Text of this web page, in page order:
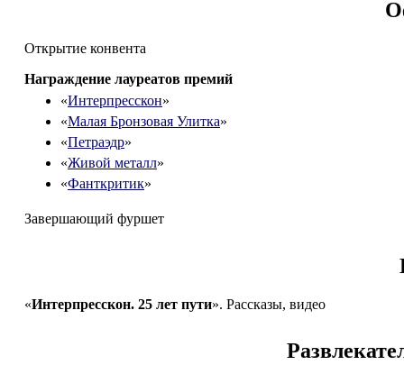
Открытие конвента
Награждение лауреатов премий
«Интерпресскон»
«Малая Бронзовая Улитка»
«Петраэдр»
«Живой металл»
«Фанткритик»
Завершающий фуршет
«Интерпресскон. 25 лет пути». Рассказы, видео